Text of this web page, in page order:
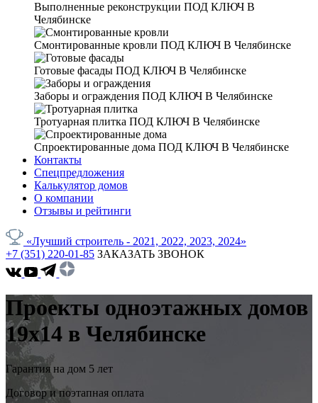
Выполненные реконструкции ПОД КЛЮЧ В
Челябинске
Смонтированные кровли ПОД КЛЮЧ В Челябинске
Готовые фасады ПОД КЛЮЧ В Челябинске
Заборы и ограждения ПОД КЛЮЧ В Челябинске
Тротуарная плитка ПОД КЛЮЧ В Челябинске
Спроектированные дома ПОД КЛЮЧ В Челябинске
Контакты
Спецпредложения
Калькулятор домов
О компании
Отзывы и рейтинги
«Лучший строитель - 2021, 2022, 2023, 2024»
+7 (351) 220-01-85 ЗАКАЗАТЬ ЗВОНОК
Проекты одноэтажных домов
19x14 в Челябинске
Гарантия на дом 5 лет
Договор и поэтапная оплата